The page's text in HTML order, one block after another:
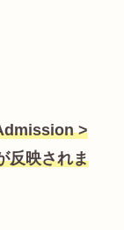
>
反映されま